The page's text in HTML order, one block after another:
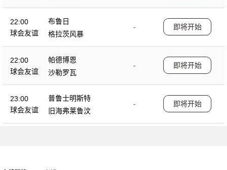
22:00
球会友谊
布鲁日
-
格拉茨风暴
即将开始
22:00
球会友谊
帕德博恩
-
沙勒罗瓦
即将开始
23:00
球会友谊
普鲁士明斯特
-
旧海弗莱鲁汶
即将开始